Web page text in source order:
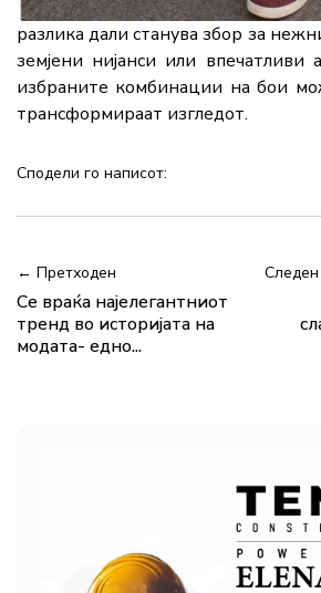
разлика дали станува збор за
земјени нијанси или впечатливи
избраните комбинации на бои
трансформираат изгледот.
Сподели го написот:
← Претходен
Се враќа најелегантниот
тренд во историјата на
модата- едно...